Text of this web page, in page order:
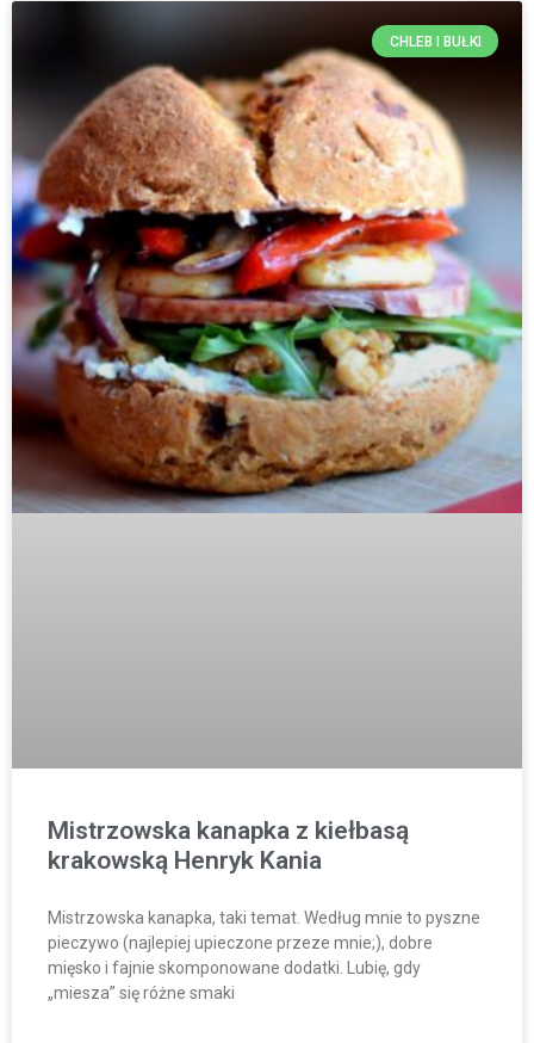
CHLEB I BUŁKI
Mistrzowska kanapka z kiełbasą
krakowską Henryk Kania
Mistrzowska kanapka, taki temat. Według mnie to pyszne
pieczywo (najlepiej upieczone przeze mnie;), dobre
mięsko i fajnie skomponowane dodatki. Lubię, gdy
„miesza” się różne smaki